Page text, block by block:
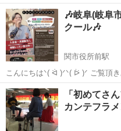
ろん年会費・月会費・入会金要り
*•.¸¸✿ ♬*゜
岐阜 各務原市 各務原市
🎶岐阜(岐阜
クール🎶
関市役所前駅
こんにちはᐠ( ᐛ )ᐟᐠ( ᐖ )ᐟ ご覧頂
方、苦手な方、上達したい方、
方、YouTubeで歌を投稿したい
方、どんな理...
岐阜 関市 関市役所前駅
「初めてさ
カンテフラ